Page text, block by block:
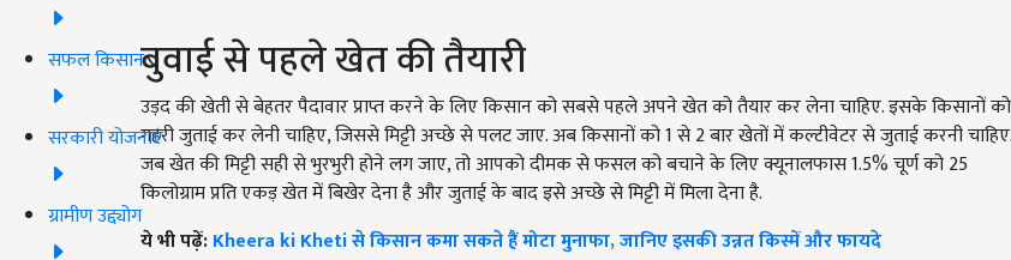
सफल किसान
सरकारी योजनाएं
ग्रामीण उद्द्योग
बुवाई से पहले खेत की तैयारी
उड़द की खेती से बेहतर पैदावार प्राप्त करने के लिए किसान को सबसे पहले अपने खेत को तैयार कर लेना चाहिए. इसके किसानों को
गहरी जुताई कर लेनी चाहिए, जिससे मिट्टी अच्छे से पलट जाए. अब किसानों को 1 से 2 बार खेतों में कल्टीवेटर से जुताई करनी चाहिए.
जब खेत की मिट्टी सही से भुरभुरी होने लग जाए, तो आपको दीमक से फसल को बचाने के लिए क्यूनालफास 1.5% चूर्ण को 25
किलोग्राम प्रति एकड़ खेत में बिखेर देना है और जुताई के बाद इसे अच्छे से मिट्टी में मिला देना है.
ये भी पढ़ें:Kheera ki Kheti से किसान कमा सकते हैं मोटा मुनाफा, जानिए इसकी उन्नत किस्में और फायदे